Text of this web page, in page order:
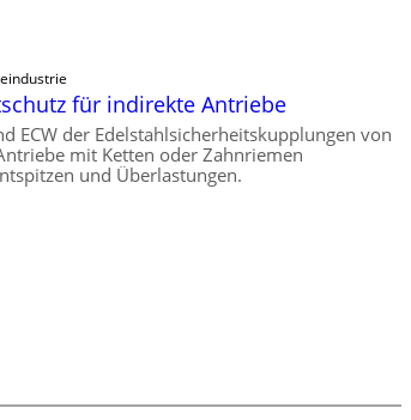
für indirekte Antriebe
ECW der Edelstahlsicherheitskupplungen von
mit Ketten oder Zahnriemen
und Überlastungen.